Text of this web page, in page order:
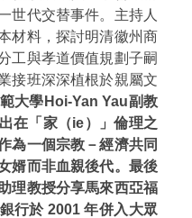
世代交替事件。主持人
材料，探討明清徽州商
工與孝道價值規劃子嗣
接班深深植根於親屬文
大學Hoi-Yan Yau副教
在「家（ie）」倫理之
為一個宗教－經濟共同
婿而非血親後代。最後
理教授分享馬來西亞福
行於 2001 年併入大眾